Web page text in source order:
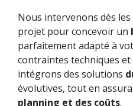
Nous intervenons dès
projet pour concevoir un
parfaitement adapté à
contraintes techniques
intégrons des solutions
évolutives, tout en
planning et des coûts.